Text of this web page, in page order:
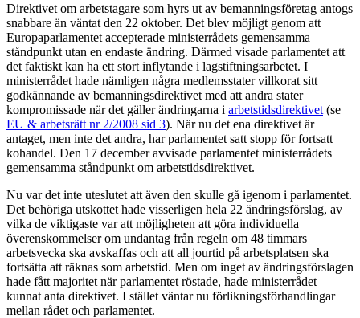
Direktivet om arbetstagare som hyrs ut av bemanningsföretag antogs
snabbare än väntat den 22 oktober. Det blev möjligt genom att
Europaparlamentet accepterade ministerrådets gemensamma
ståndpunkt utan en endaste ändring. Därmed visade parlamentet att
det faktiskt kan ha ett stort inflytande i lagstiftningsarbetet. I
ministerrådet hade nämligen några medlemsstater villkorat sitt
godkännande av bemanningsdirektivet med att andra stater
kompromissade när det gäller ändringarna i arbetstidsdirektivet (se
EU & arbetsrätt nr 2/2008 sid 3). När nu det ena direktivet är
antaget, men inte det andra, har parlamentet satt stopp för fortsatt
kohandel. Den 17 december avvisade parlamentet ministerrådets
gemensamma ståndpunkt om arbetstidsdirektivet.
Nu var det inte uteslutet att även den skulle gå igenom i parlamentet.
Det behöriga utskottet hade visserligen hela 22 ändringsförslag, av
vilka de viktigaste var att möjligheten att göra individuella
överenskommelser om undantag från regeln om 48 timmars
arbetsvecka ska avskaffas och att all jourtid på arbetsplatsen ska
fortsätta att räknas som arbetstid. Men om inget av ändringsförslagen
hade fått majoritet när parlamentet röstade, hade ministerrådet
kunnat anta direktivet. I stället väntar nu förlikningsförhandlingar
mellan rådet och parlamentet.